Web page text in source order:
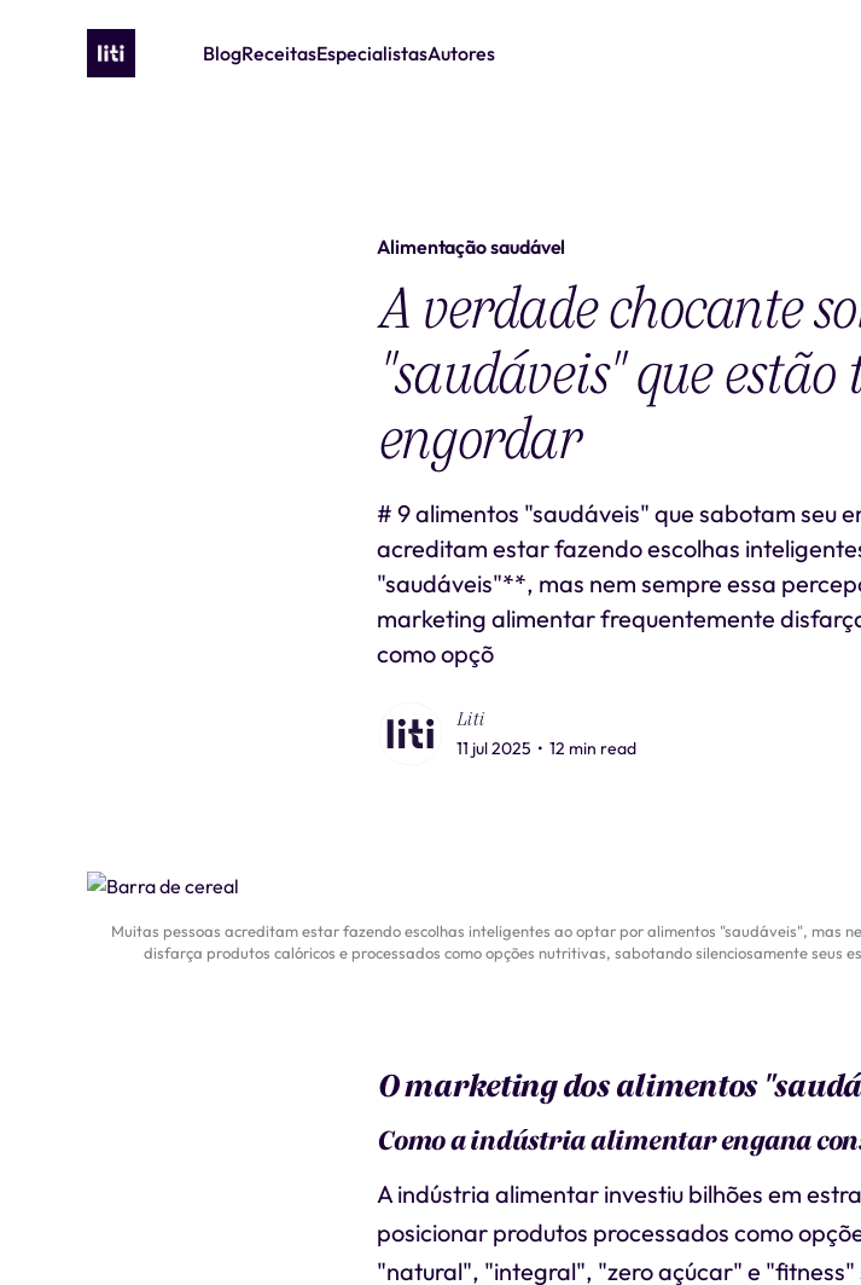
BlogReceitasEspecialistasAutores
Alimentação saudável
A verdade chocante
"saudáveis" que estão
engordar
# 9 alimentos "saudáveis" que sabotam seu
acreditam estar fazendo escolhas
"saudáveis"**, mas nem sempre essa
marketing alimentar frequentemente
como opçõ
Liti
11 jul 2025 • 12 min read
Muitas pessoas acreditam estar fazendo escolhas inteligentes ao optar por alimentos "saudáveis",
disfarça produtos calóricos e processados como opções nutritivas, sabotando silenciosamente seus
O marketing dos alimentos
Como a indústria alimentar engana
A indústria alimentar investiu bilhões em
posicionar produtos processados como
"natural", "integral", "zero açúcar" e